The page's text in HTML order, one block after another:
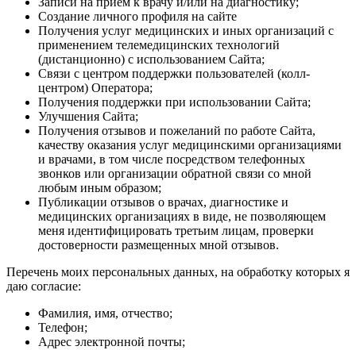
Создание личного профиля на сайте
Получения услуг медицинских и иных организаций с
применением телемедицинских технологий
(дистанционно) с использованием Сайта;
Связи с центром поддержки пользователей (колл-
центром) Оператора;
Получения поддержки при использовании Сайта;
Улучшения Сайта;
Получения отзывов и пожеланий по работе Сайта,
качеству оказания услуг медицинскими организациями
и врачами, в том числе посредством телефонных
звонков или организации обратной связи со мной
любым иным образом;
Публикации отзывов о врачах, диагностике и
медицинских организациях в виде, не позволяющем
меня идентифицировать третьим лицам, проверки
достоверности размещенных мной отзывов.
Перечень моих персональных данных, на обработку которых я
даю согласие:
Фамилия, имя, отчество;
Телефон;
Адрес электронной почты;